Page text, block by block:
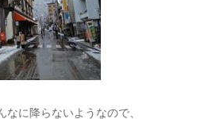
に降らないようなので、